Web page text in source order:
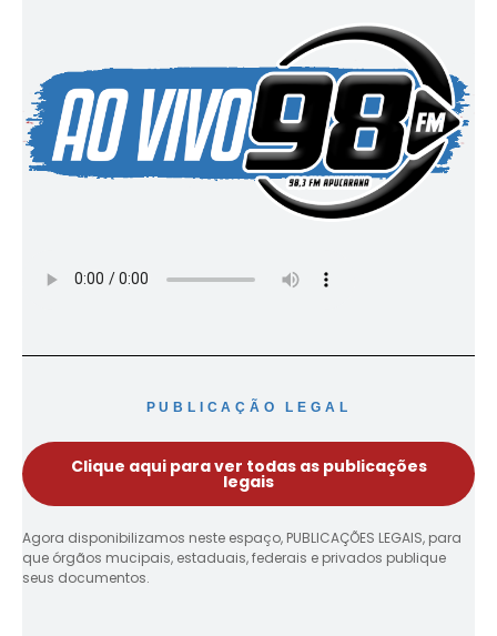
PUBLICAÇÃO LEGAL
Clique aqui para ver todas as publicações
legais
Agora disponibilizamos neste espaço, PUBLICAÇÕES LEGAIS, para
que órgãos mucipais, estaduais, federais e privados publique
seus documentos.